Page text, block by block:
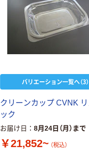
バリエーション一覧へ（3）
クリーンカップ CVNK
ック
お届け日 8月24日（月）まで
￥21,852~ （税込）